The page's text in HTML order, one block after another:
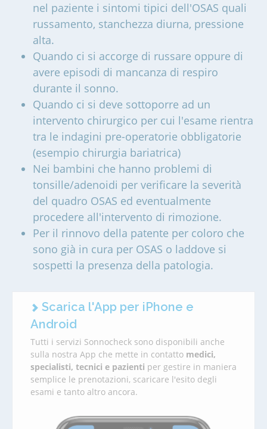
nel paziente i sintomi tipici dell'OSAS quali
russamento, stanchezza diurna, pressione
alta.
Quando ci si accorge di russare oppure di
avere episodi di mancanza di respiro
durante il sonno.
Quando ci si deve sottoporre ad un
intervento chirurgico per cui l'esame rientra
tra le indagini pre-operatorie obbligatorie
(esempio chirurgia bariatrica)
Nei bambini che hanno problemi di
tonsille/adenoidi per verificare la severità
del quadro OSAS ed eventualmente
procedere all'intervento di rimozione.
Per il rinnovo della patente per coloro che
sono già in cura per OSAS o laddove si
sospetti la presenza della patologia.
Scarica l'App per iPhone e
Android
Tutti i servizi Sonnocheck sono disponibili anche
sulla nostra App che mette in contatto medici,
specialisti, tecnici e pazienti per gestire in maniera
semplice le prenotazioni, scaricare l'esito degli
esami e tanto altro ancora.